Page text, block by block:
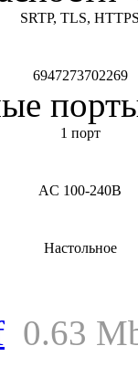
SRTP, TLS,
6947273702269
1 порт
AC 100-240В
Настольное
0.63